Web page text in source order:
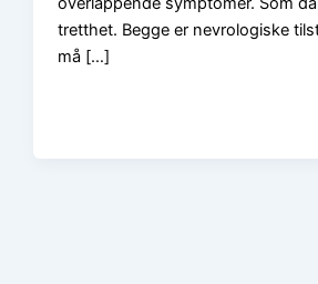
tretthet. Begge er nevrologiske
må […]